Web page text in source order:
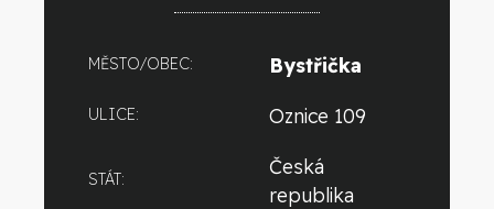
MĚSTO/OBEC: Bystřička
ULICE: Oznice 109
STÁT:
Česká
republika